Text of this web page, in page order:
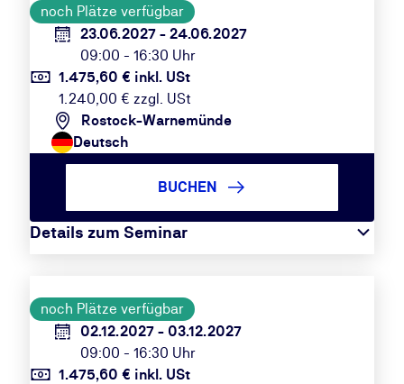
noch Plätze verfügbar
23.06.2027 - 24.06.2027
09:00 - 16:30 Uhr
1.475,60 € inkl. USt
1.240,00 € zzgl. USt
Rostock-Warnemünde
Deutsch
Details zum Seminar
BUCHEN
noch Plätze verfügbar
02.12.2027 - 03.12.2027
09:00 - 16:30 Uhr
1.475,60 € inkl. USt